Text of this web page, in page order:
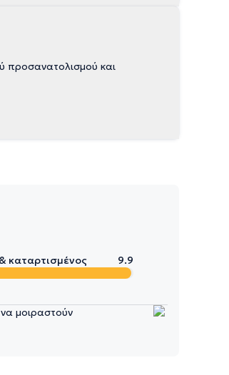
προσανατολισμού και
καταρτισμένος
9.9
μοιραστούν